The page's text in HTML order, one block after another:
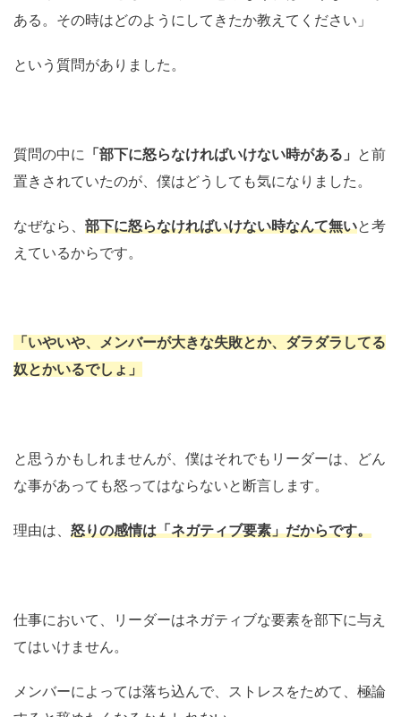
ある。その時はどのようにしてきたか教えてください」
という質問がありました。
質問の中に 「部下に怒らなければいけない時がある」
と前
置きされていたのが、僕はどうしても気になりました。
なぜなら、 部下に怒らなければいけない時なんて無いと考
えているからです。
「いやいや、メンバーが大きな失敗とか、ダラダラしてる
奴とかいるでしょ」
と思うかもしれませんが、僕はそれでもリーダーは、どん
な事があっても怒ってはならないと断言します。
理由は、 怒りの感情は「ネガティブ要素」だからです。
仕事において、リーダーはネガティブな要素を部下に与え
てはいけません。
メンバーによっては落ち込んで、ストレスをためて、極論